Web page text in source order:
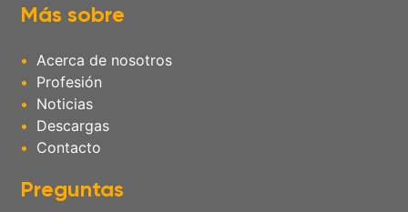
Más sobre
Acerca de nosotros
Profesión
Noticias
Descargas
Contacto
Preguntas